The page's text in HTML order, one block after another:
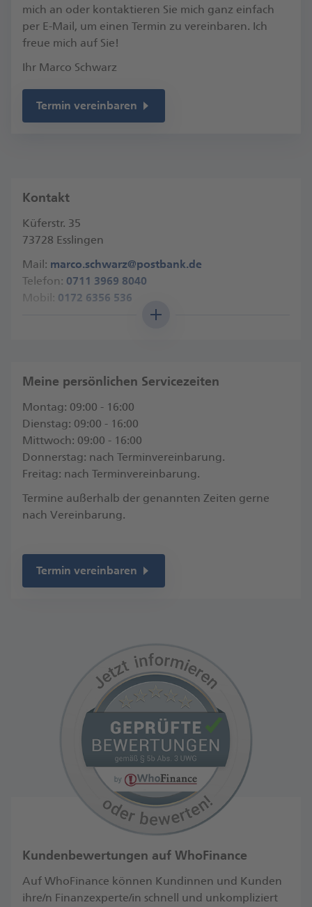
mich an oder kontaktieren Sie mich ganz einfach
per E-Mail, um einen Termin zu vereinbaren.​ Ich
freue mich auf Sie!​
Ihr Marco Schwarz
Termin vereinbaren
Kontakt
Küferstr. 35
73728 Esslingen
Mail: marco.schwarz@postbank.de
Telefon: 0711 3969 8040
Mobil: 0172 6356 536
Angaben nach Gewerbeordnung
Anfahrt Weitere Standorte
Meine persönlichen Servicezeiten
Montag: 09:00 - 16:00
Dienstag: 09:00 - 16:00
Mittwoch: 09:00 - 16:00
Donnerstag: nach Terminvereinbarung.
Freitag: nach Terminvereinbarung.
Termine außerhalb der genannten Zeiten gerne
nach Vereinbarung.
Termin vereinbaren
Kundenbewertungen auf WhoFinance
Auf WhoFinance können Kundinnen und Kunden
ihre/n Finanzexperte/in schnell und unkompliziert